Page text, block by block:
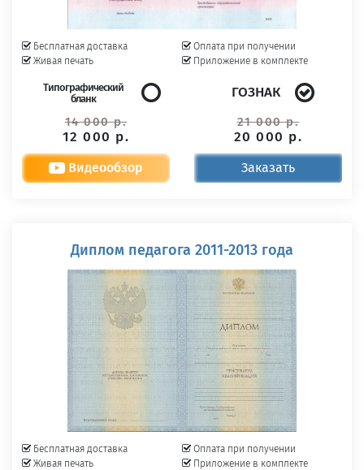
Бесплатная доставка
Живая печать
Оплата при получении
Приложение в комплекте
Типографический
бланк
14 000 р.
12 000 р.
ГОЗНАК
21 000 р.
20 000 р.
Видеообзор Заказать
Диплом педагога 2011-2013 года
Бесплатная доставка
Живая печать
Оплата при получении
Приложение в комплекте